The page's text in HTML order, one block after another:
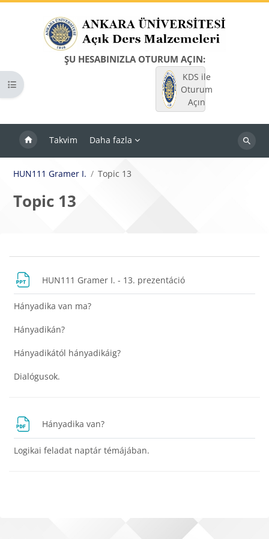
ŞU HESABINIZLA OTURUM AÇIN:
KDS ile
Oturum
Açın
Takvim Daha fazla
Dersleri
Kurs dizinini aç
HUN111 Gramer I. Topic 13
Topic 13
Bloklar
Bölüm anahatları
HUN111 Gramer I. - 13. prezentáció
Hányadika van ma?
Hányadikán?
Hányadikától hányadikáig?
Dialógusok.
Hányadika van?URL
Logikai feladat naptár témájában.